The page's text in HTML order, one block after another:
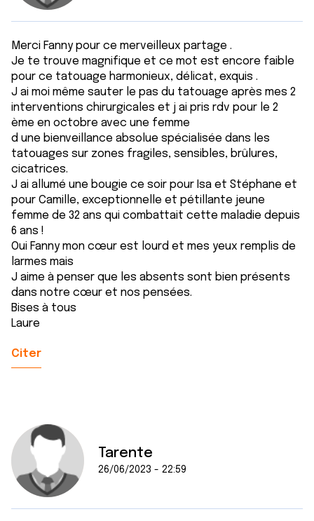
Merci Fanny pour ce merveilleux partage .
Je te trouve magnifique et ce mot est encore faible
pour ce tatouage harmonieux, délicat, exquis .
J ai moi même sauter le pas du tatouage après mes 2
interventions chirurgicales et j ai pris rdv pour le 2
ème en octobre avec une femme
d une bienveillance absolue spécialisée dans les
tatouages sur zones fragiles, sensibles, brûlures,
cicatrices.
J ai allumé une bougie ce soir pour Isa et Stéphane et
pour Camille, exceptionnelle et pétillante jeune
femme de 32 ans qui combattait cette maladie depuis
6 ans !
Oui Fanny mon cœur est lourd et mes yeux remplis de
larmes mais
J aime à penser que les absents sont bien présents
dans notre cœur et nos pensées.
Bises à tous
Laure
Citer
Tarente
26/06/2023 - 22:59